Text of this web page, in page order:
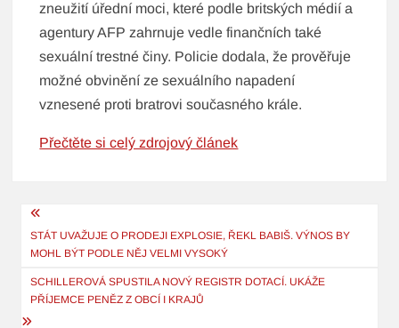
zneužití úřední moci, které podle britských médií a
agentury AFP zahrnuje vedle finančních také
sexuální trestné činy. Policie dodala, že prověřuje
možné obvinění ze sexuálního napadení
vznesené proti bratrovi současného krále.
Přečtěte si celý zdrojový článek
Navigace
pro
příspěvek
STÁT UVAŽUJE O PRODEJI EXPLOSIE, ŘEKL BABIŠ. VÝNOS BY
MOHL BÝT PODLE NĚJ VELMI VYSOKÝ
SCHILLEROVÁ SPUSTILA NOVÝ REGISTR DOTACÍ. UKÁŽE
PŘÍJEMCE PENĚZ Z OBCÍ I KRAJŮ